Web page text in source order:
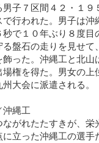
子７区間４２・１９
で行われた。男子は
秒で１０年ぶり８度
盤石の走りを見せ
った。沖縄工と北山
権を得た。男女の上
大会に派遣される。
縄工
がれたたすきが、栄
立った沖縄工の選